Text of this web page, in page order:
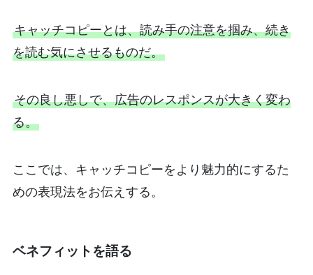
キャッチコピーとは、読み手の注意を掴み、続き
を読む気にさせるものだ。
その良し悪しで、広告のレスポンスが大きく変わ
る。
ここでは、キャッチコピーをより魅力的にするた
めの表現法をお伝えする。
ベネフィットを語る